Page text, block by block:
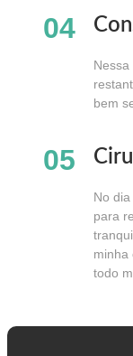
04
bem
05
No
para
minha
todo